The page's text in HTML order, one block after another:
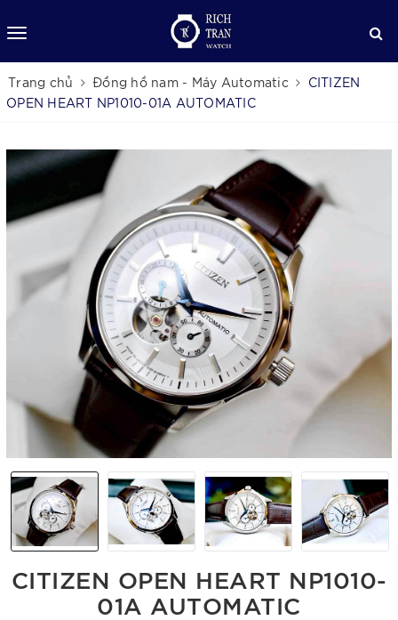
Trang chủ Đồng hồ nam - Máy Automatic
CITIZEN
OPEN HEART NP1010-01A AUTOMATIC
CITIZEN OPEN HEART NP1010-
01A AUTOMATIC